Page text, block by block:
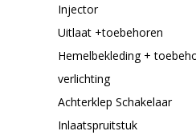
Injector
Uitlaat +toebehoren
Hemelbekleding +
verlichting
Achterklep Schakelaar
Inlaatspruitstuk